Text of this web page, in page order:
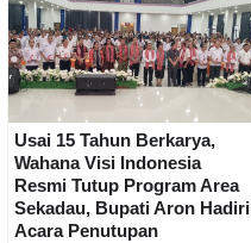
Usai 15 Tahun Berkarya,
Wahana Visi Indonesia
Resmi Tutup Program Area
Sekadau, Bupati Aron Hadiri
Acara Penutupan